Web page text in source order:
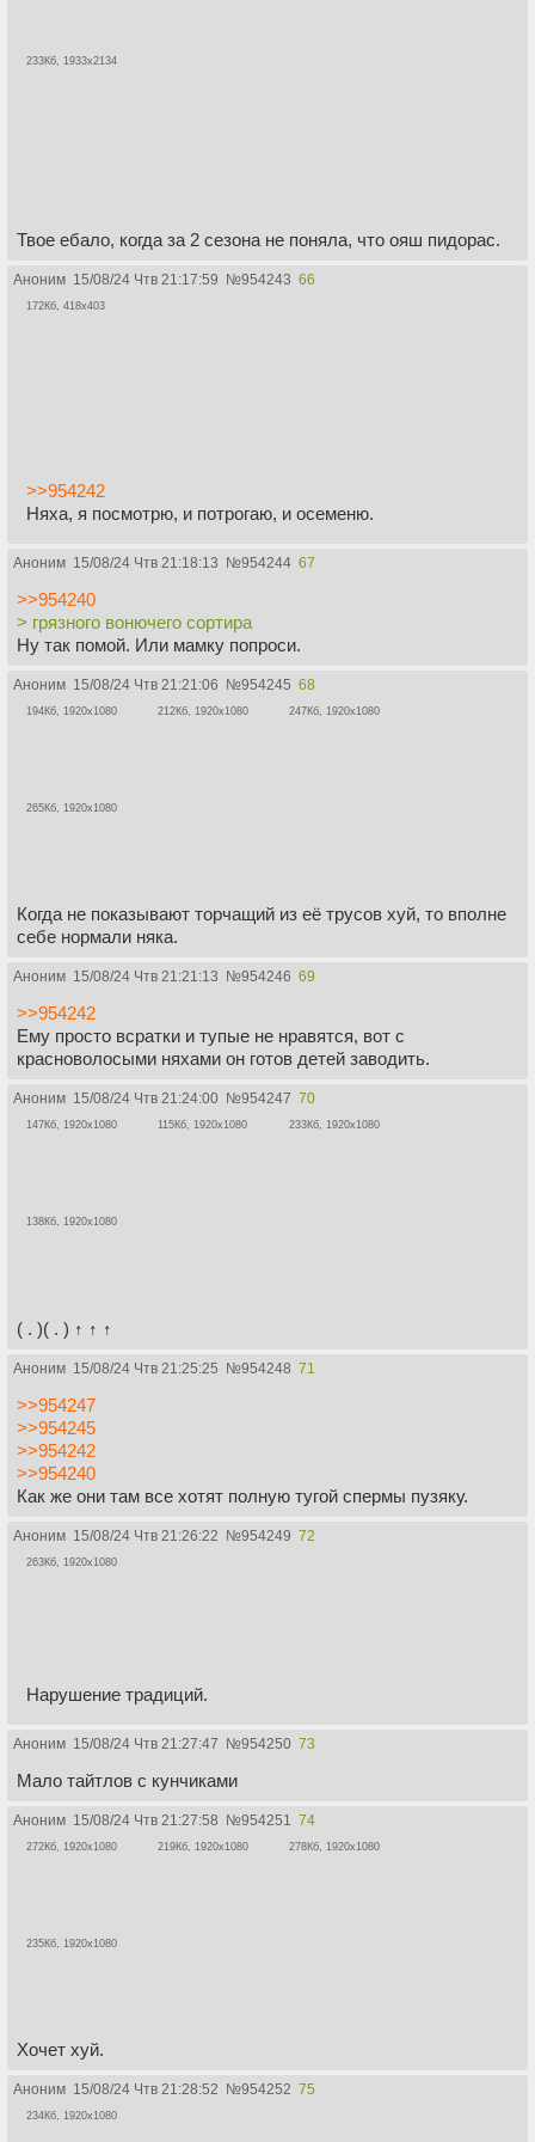
233Кб, 1933x2134
Твое ебало, когда за 2 сезона не поняла, что ояш пидорас.
Аноним 15/08/24 Чтв 21:17:59 №954243 66
172Кб, 418x403
>>954242
Няха, я посмотрю, и потрогаю, и осеменю.
Аноним 15/08/24 Чтв 21:18:13 №954244 67
>>954240
> грязного вонючего сортира
Ну так помой. Или мамку попроси.
Аноним 15/08/24 Чтв 21:21:06 №954245 68
194Кб, 1920x1080 212Кб, 1920x1080 247Кб, 1920x1080
265Кб, 1920x1080
Когда не показывают торчащий из её трусов хуй, то вполне
себе нормали няка.
Аноним 15/08/24 Чтв 21:21:13 №954246 69
>>954242
Ему просто всратки и тупые не нравятся, вот с
красноволосыми няхами он готов детей заводить.
Аноним 15/08/24 Чтв 21:24:00 №954247 70
147Кб, 1920x1080 115Кб, 1920x1080 233Кб, 1920x1080
138Кб, 1920x1080
( . )( . ) ↑ ↑ ↑
Аноним 15/08/24 Чтв 21:25:25 №954248 71
>>954247
>>954245
>>954242
>>954240
Как же они там все хотят полную тугой спермы пузяку.
Аноним 15/08/24 Чтв 21:26:22 №954249 72
263Кб, 1920x1080
Нарушение традиций.
Аноним 15/08/24 Чтв 21:27:47 №954250 73
Мало тайтлов с кунчиками
Аноним 15/08/24 Чтв 21:27:58 №954251 74
272Кб, 1920x1080 219Кб, 1920x1080 278Кб, 1920x1080
235Кб, 1920x1080
Хочет хуй.
Аноним 15/08/24 Чтв 21:28:52 №954252 75
234Кб, 1920x1080